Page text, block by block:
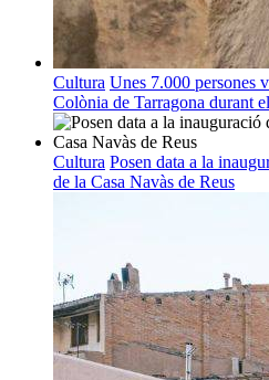
Cultura Unes 7.000 persones
Colònia de Tarragona durant
Cultura Posen data a la
de la Casa Navàs de Reus